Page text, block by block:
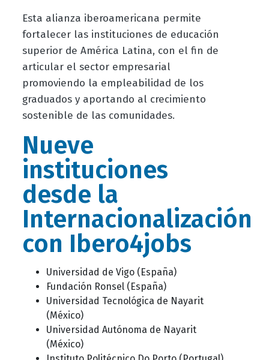
Esta alianza iberoamericana permite
fortalecer las instituciones de educación
superior de América Latina, con el fin de
articular el sector empresarial
promoviendo la empleabilidad de los
graduados y aportando al crecimiento
sostenible de las comunidades.
Nueve
instituciones
desde la
Internacionalización
con Ibero4jobs
Universidad de Vigo (España)
Fundación Ronsel (España)
Universidad Tecnológica de Nayarit
(México)
Universidad Autónoma de Nayarit
(México)